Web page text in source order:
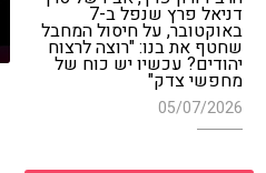
דניאל פרץ שנפל ב-7
באוקטובר, על חיסול המחבל
שחטף את בנו: "רוצה לרצוח
יהודים? עכשיו יש כוח של
מחפשי צדק"
05/07/2026